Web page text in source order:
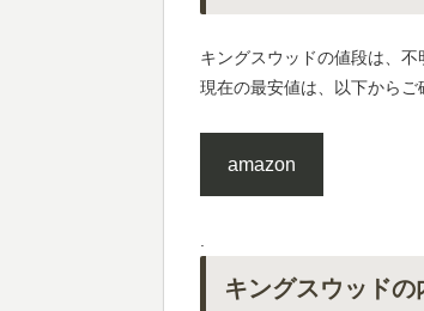
キングスウッドの値段は、不
現在の最安値は、以下からご
amazon
.
キングスウッドの